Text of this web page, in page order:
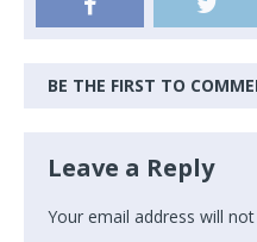
BE THE FIRST TO
Leave a Reply
Your email address will